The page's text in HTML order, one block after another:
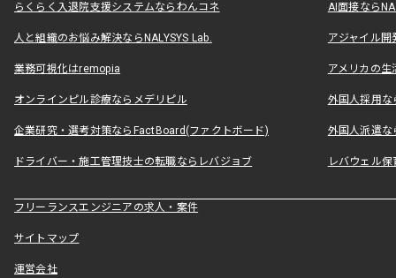
らくらく入退院支援システムならわんコネ AI面接なら
人と組織のお悩み解決ならNALYSYS Lab. アジャイル
業務可視化はremopia アメリカの
オンラインピル診療ならメデリピル 外国人採用
企業研究・選考対策ならFactBoard(ファクトボード) 外国人派遣な
ドライバー・施工管理技士の転職ならレバジョブ レバウェル
フリーランスエンジニアの求人・案件
サイトマップ
運営会社